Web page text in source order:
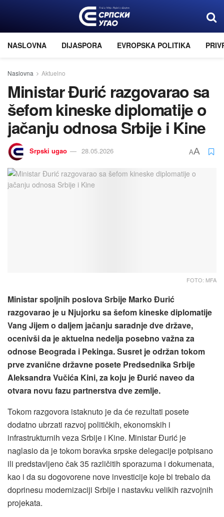
NASLOVNA DIJASPORA EVROPSKA POLITIKA
Naslovna Aktuelno
Ministar Đurić razgovarao sa
šefom kineske diplomatije o
jačanju odnosa Srbije i Kine
Srpski ugao 28.05.2026 AA
FOTO: MFA
Ministar spoljnih poslova Srbije Marko Đurić
razgovarao je u Njujorku sa šefom kineske diplomatije
Vang Jijem o daljem jačanju saradnje dve države,
ocenivši da je aktuelna nedelja posebno važna za
odnose Beograda i Pekinga. Susret je održan tokom
prve zvanične državne posete Predsednika Srbije
Aleksandra Vučića Kini, za koju je Đurić naveo da
otvara novu fazu partnerstva dve zemlje.
Tokom razgovora istaknuto je da će rezultati posete
dodatno ubrzati razvoj političkih, ekonomskih i
infrastrukturnih veza Srbije i Kine. Ministar Đurić je
naglasio da je tokom boravka srpske delegacije potpisano
ili predstavljeno čak 35 različitih sporazuma i dokumenata,
kao i da su dogovorene nove investicije koje bi trebalo da
doprinesu modernizaciji Srbije i nastavku velikih razvojnih
projekata.